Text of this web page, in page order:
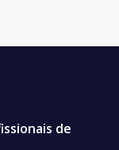
de